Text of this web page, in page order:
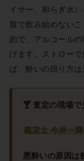
イサー、和らぎ水
腹で飲み始めない
的で、アルコール
げます。ストロー
ば、酔いの回り方は
🍸 査定の現場
鑑定士 今井一輝
悪酔いの原因は